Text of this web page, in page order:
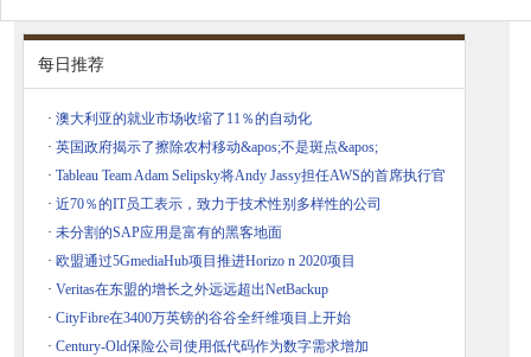
每日推荐
· 澳大利亚的就业市场收缩了11％的自动化
· 英国政府揭示了擦除农村移动&apos;不是斑点&apos;
· Tableau Team Adam Selipsky将Andy Jassy担任AWS的首席执行官
· 近70％的IT员工表示，致力于技术性别多样性的公司
· 未分割的SAP应用是富有的黑客地面
· 欧盟通过5GmediaHub项目推进Horizo​​ n 2020项目
· Veritas在东盟的增长之外远远超出NetBackup
· CityFibre在3400万英镑的谷谷全纤维项目上开始
· Century-Old保险公司使用低代码作为数字需求增加